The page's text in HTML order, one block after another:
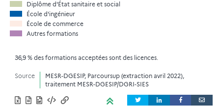
Diplôme d'État sanitaire et social
École d'ingénieur
École de commerce
Autres formations
36,9 % des formations acceptées sont des licences.
Source
MESR-DGESIP, Parcoursup (extraction avril 2022),
traitement MESR-DGESIP/DGRI-SIES